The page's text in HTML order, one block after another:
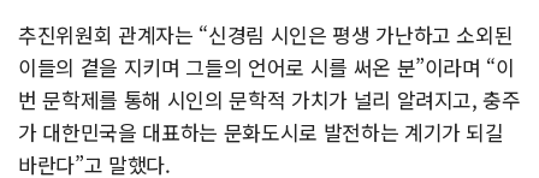
추진위원회 관계자는 “신경림 시인은 평생 가난하고 소외된
이들의 곁을 지키며 그들의 언어로 시를 써온 분”이라며 “이
번 문학제를 통해 시인의 문학적 가치가 널리 알려지고, 충주
가 대한민국을 대표하는 문화도시로 발전하는 계기가 되길
바란다”고 말했다.